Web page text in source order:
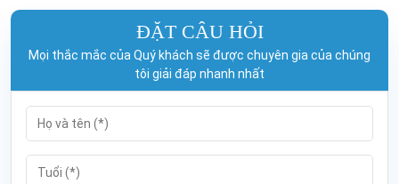
ĐẶT CÂU HỎI
Mọi thắc mắc của Quý khách sẽ được chuyên gia của chúng
tôi giải đáp nhanh nhất